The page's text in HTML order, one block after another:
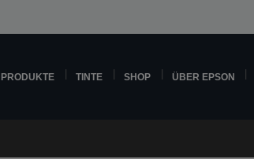
PRODUKTE TINTE SHOP ÜBER EPSON